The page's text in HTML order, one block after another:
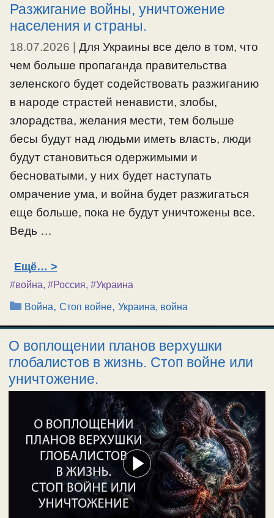
Разжигание войны, уничтожение
населения и страны.
18.07.2026 | Для Украины все дело в том, что
чем больше пропаганда правительства
зеленского будет содействовать разжиганию
в народе страстей ненависти, злобы,
злорадства, желания мести, тем больше
бесы будут над людьми иметь власть, люди
будут становиться одержимыми и
бесноватыми, у них будет наступать
омрачение ума, и война будет разжигаться
еще больше, пока не будут уничтожены все.
Ведь …
Ещё…
#война, #Россия, #Украина
Рубрики
Война,Стоп войне,Украина, война
О воплощении планов верхушки
глобалистов в жизнь. Стоп войне или
уничтожение.